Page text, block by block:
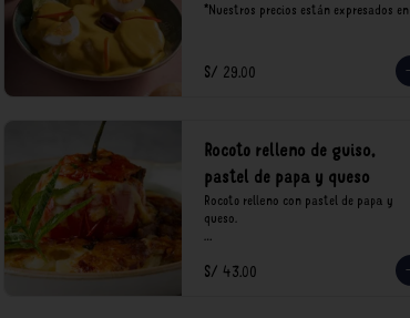
*Nuestros precios están expresados en
S/ 29.00
Rocoto relleno de guiso,
pastel de papa y queso
Rocoto relleno con pastel de papa y
queso.
*Nuestros precios están expresados en
soles e incluyen impuestos de ley y
S/ 43.00